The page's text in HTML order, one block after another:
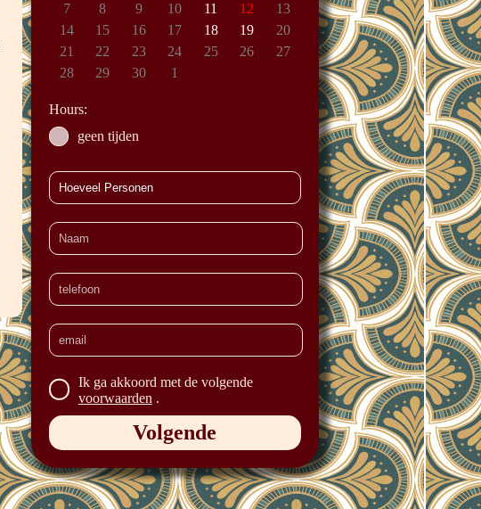
7
8 9 10 11 12
13
14
15 16 17 18 19
20
21
22 23 24 25 26
27
28
29 30 1
Hours:
geen tijden
Ik ga akkoord met de volgende
voorwaarden .
Volgende